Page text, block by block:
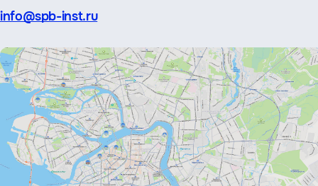
Эл.
info@spb-inst.ru